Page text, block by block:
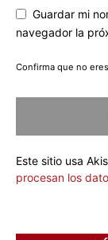
Guardar mi
navegador la
Confirma que no
Este sitio usa
procesan los